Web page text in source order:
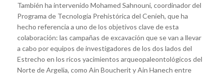
También ha intervenido Mohamed Sahnouni, coordinador del
Programa de Tecnología Prehistórica del Cenieh, que ha
hecho referencia a uno de los objetivos clave de esta
colaboración: las campañas de excavación que se van a llevar
a cabo por equipos de investigadores de los dos lados del
Estrecho en los ricos yacimientos arqueopaleontológicos del
Norte de Argelia, como Ain Boucherit y Ain Hanech entre